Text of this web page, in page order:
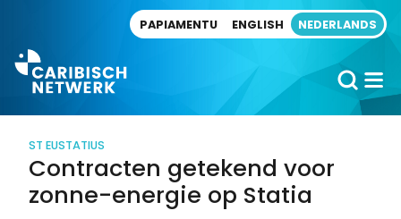
PAPIAMENTU ENGLISH NEDERLANDS
ST EUSTATIUS
Contracten getekend voor
zonne-energie op Statia